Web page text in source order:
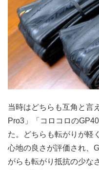
当時はどちらも互角と言
Pro3」「コロコロの
た。どちらも転がりが軽
心地の良さが評価され、
がらも転がり抵抗の少な